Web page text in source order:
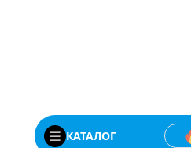
Купить
КАТАЛОГ